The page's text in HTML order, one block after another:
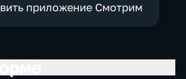
приложение Смотрим